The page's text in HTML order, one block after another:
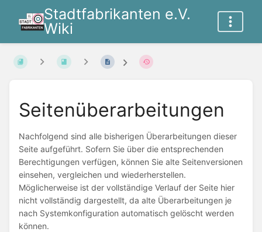
Stadtfabrikanten e.V.
Wiki
Seitenüberarbeitungen
Nachfolgend sind alle bisherigen Überarbeitungen dieser
Seite aufgeführt. Sofern Sie über die entsprechenden
Berechtigungen verfügen, können Sie alte Seitenversionen
einsehen, vergleichen und wiederherstellen.
Möglicherweise ist der vollständige Verlauf der Seite hier
nicht vollständig dargestellt, da alte Überarbeitungen je
nach Systemkonfiguration automatisch gelöscht werden
können.